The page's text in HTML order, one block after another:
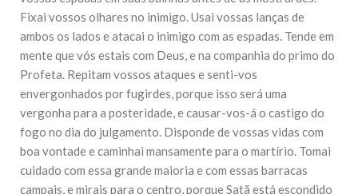
Falecimento do Imam Ali Ibn Al-Hussein
(A.S.)
Em nome de Deus, o Clemente, o Misericordioso! Diante da
muçulmanos, o Imam Ali Ibn Al-Hussein Ibn Ali Ibn Abi Táleb
(A.S.), conhecido por “Zein Al-Ábidin” (Formosura
NOTÍCIAS
Centro Islâmico no Brasil recebe o ex-
Fixai vossos olhares no inimigo. Usai vossas lanças de
ambos os lados e atacai o inimigo com as espadas. Tende em
mente que vós estais com Deus, e na companhia do primo do
Profeta. Repitam vossos ataques e senti-vos
envergonhados por fugirdes, porque isso será uma
vergonha para a posteridade, e causar-vos-á o castigo do
fogo no dia do julgamento. Disponde de vossas vidas com
boa vontade e caminhai mansamente para o martírio. Tomai
cuidado com essa grande maioria e com essas barracas
campais, e mirais para o centro, porque Satã está escondido